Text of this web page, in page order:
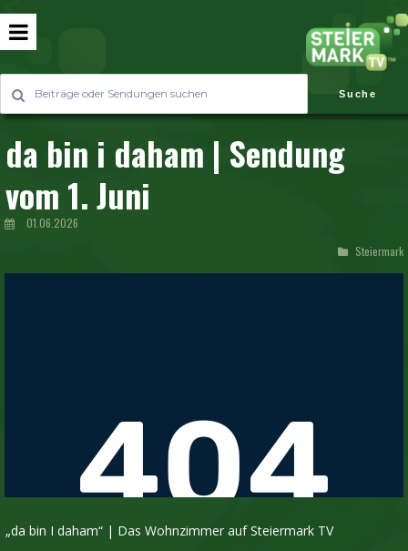
Suche
da bin i daham | Sendung
vom 1. Juni
01.06.2026
Steiermark
„da bin I daham“ | Das Wohnzimmer auf Steiermark TV